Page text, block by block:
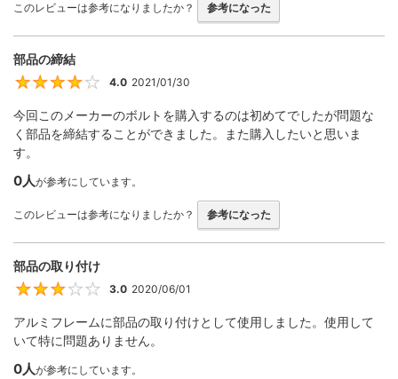
このレビューは参考になりましたか？ 参考になった
部品の締結
4
4.0 2021/01/30
今回このメーカーのボルトを購入するのは初めてでしたが問題な
く部品を締結することができました。また購入したいと思いま
す。
0人が参考にしています。
このレビューは参考になりましたか？ 参考になった
部品の取り付け
3
3.0 2020/06/01
アルミフレームに部品の取り付けとして使用しました。使用して
いて特に問題ありません。
0人が参考にしています。